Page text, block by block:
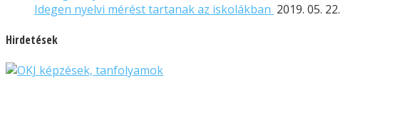
Idegen nyelvi mérést tartanak az iskolákban 2019. 05. 22.
Hirdetések